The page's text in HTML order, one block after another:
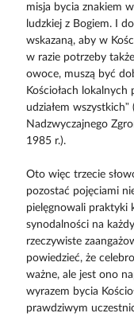
misja bycia znakiem
ludzkiej z Bogiem. I
wskazaną, aby w
w razie potrzeby
owoce, muszą być
Kościołach
udziałem
Nadzwyczajnego
1985 r.).
Oto więc trzecie
pozostać pojęciami
pielęgnowali praktyki
synodalności na
rzeczywiste
powiedzieć, że
ważne, ale jest ono
wyrazem bycia
prawdziwym